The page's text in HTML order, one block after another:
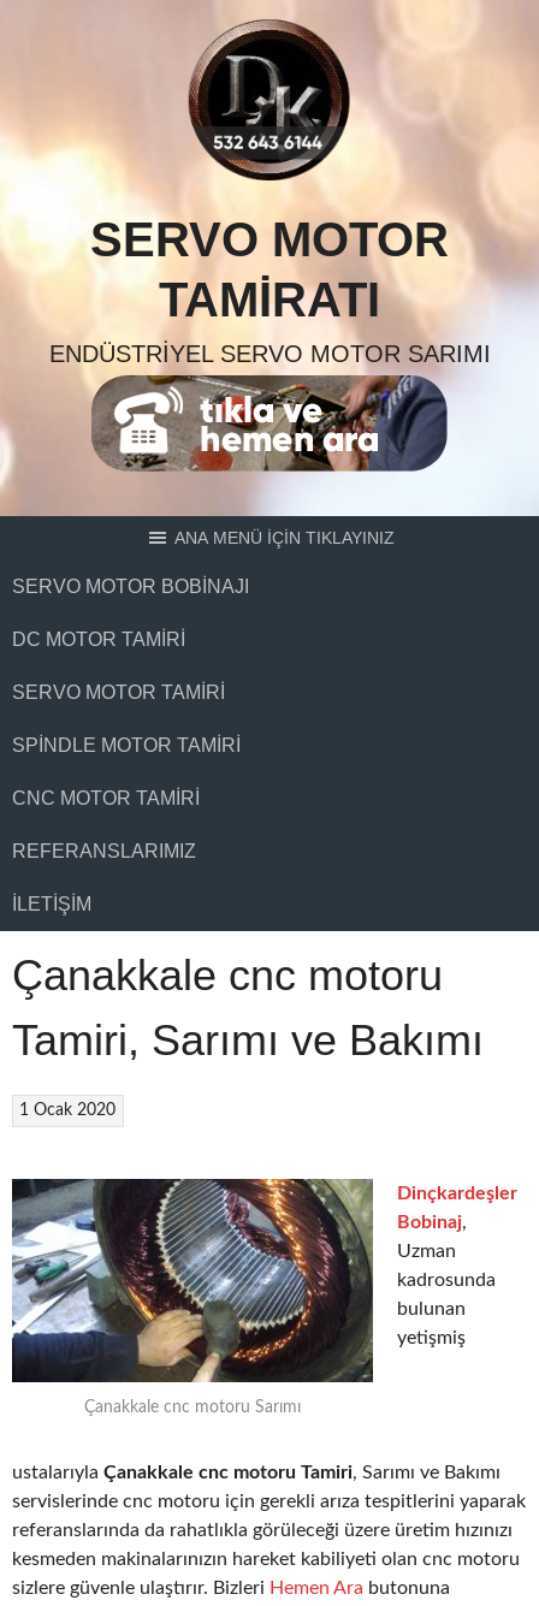
SERVO MOTOR
TAMIRATI
ENDÜSTRIYEL SERVO MOTOR SARIMI
ANA MENÜ İÇİN TIKLAYINIZ
SERVO MOTOR BOBINAJI
DC MOTOR TAMIRI
SERVO MOTOR TAMIRI
SPINDLE MOTOR TAMIRI
CNC MOTOR TAMIRI
REFERANSLARIMIZ
İLETIŞIM
Çanakkale cnc motoru
Tamiri, Sarımı ve Bakımı
1 Ocak 2020
Çanakkale cnc motoru Sarımı
Dinçkardeşler
Bobinaj,
Uzman
kadrosunda
bulunan
yetişmiş
ustalarıyla Çanakkale cnc motoru Tamiri, Sarımı ve Bakımı
servislerinde cnc motoru için gerekli arıza tespitlerini yaparak
referanslarında da rahatlıkla görüleceği üzere üretim hızınızı
kesmeden makinalarınızın hareket kabiliyeti olan cnc motoru
sizlere güvenle ulaştırır. Bizleri Hemen Ara butonuna